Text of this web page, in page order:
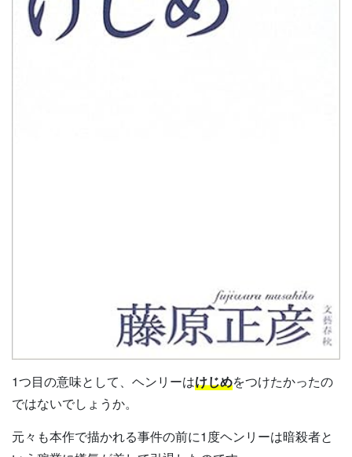
1つ目の意味として、ヘンリーはけじめをつけたかったの
ではないでしょうか。
元々も本作で描かれる事件の前に1度ヘンリーは暗殺者と